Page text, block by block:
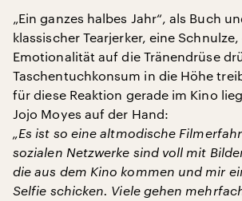
„Ein ganzes halbes Jahr“, als Buch
klassischer Tearjerker, eine
Emotionalität auf die Tränendrüse
Taschentuchkonsum in die Höhe
für diese Reaktion gerade im Kino
Jojo Moyes auf der Hand:
„Es ist so eine altmodische
sozialen Netzwerke sind voll mit
die aus dem Kino kommen und mir
Selfie schicken. Viele gehen